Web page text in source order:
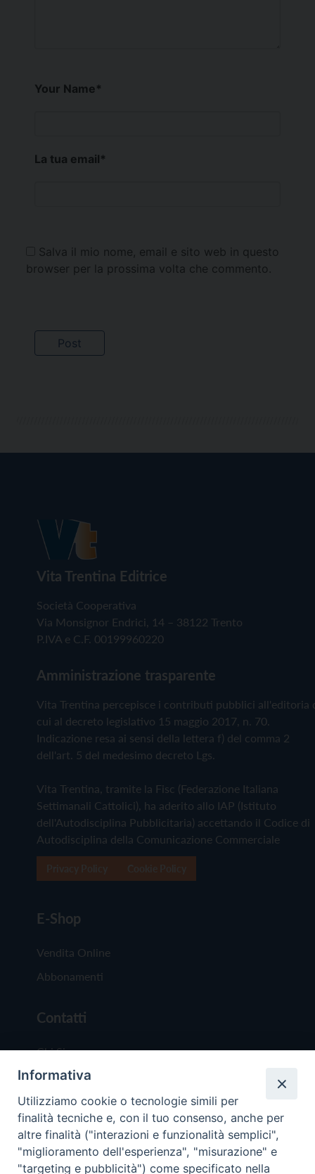
Your Name*
La tua email*
Salva il mio nome, email e sito web in questo
browser per la prossima volta che commento.
Vita Trentina Editrice
Società Cooperativa
Via Monsignor Endrici, 14 – 38122 Trento
P.IVA e C.F. 00199960220
Amministrazione trasparente
Vita Trentina percepisce i contributi pubblici all'editoria
cui al decreto legislativo 15 maggio 2017, n. 70.
Indicazione resa ai sensi della lettera f) del comma 2
dell'art. 5 del medesimo decreto Lgs.
Vita Trentina, tramite la Fisc (Federazione Italiana
Settimanali Cattolici), ha aderito allo IAP (Istituto
dell'Autodisciplina Pubblicitaria) accettando il Codice di
Autodisciplina della Comunicazione Commerciale
E-Shop
Vendita Online
Abbonamenti
Contatti
Chi Siamo
Redazione
Scrivici
Informativa
Utilizziamo cookie o tecnologie simili per
finalità tecniche e, con il tuo consenso, anche per
altre finalità ("interazioni e funzionalità semplici",
"miglioramento dell'esperienza", "misurazione" e
"targeting e pubblicità") come specificato nella